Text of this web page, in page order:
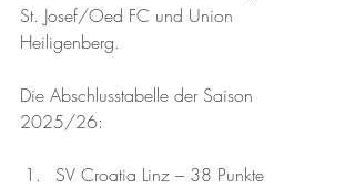
St. Josef/Oed FC und Union
Heiligenberg.
Die Abschlusstabelle der Saison
2025/26:
SV Croatia Linz – 38 Punkte